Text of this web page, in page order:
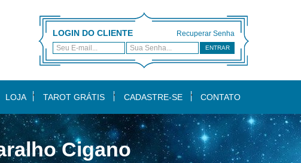
LOGIN DO CLIENTE Recuperar Senha
ENTRAR
LOJA TAROT GRÁTIS CADASTRE-SE CONTATO
Cigano